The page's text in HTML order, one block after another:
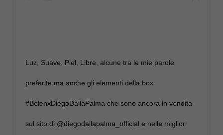
Luz, Suave, Piel, Libre, alcune tra le mie parole
preferite ma anche gli elementi della box
#BelenxDiegoDallaPalma che sono ancora in vendita
sul sito di @diegodallapalma_official e nelle migliori